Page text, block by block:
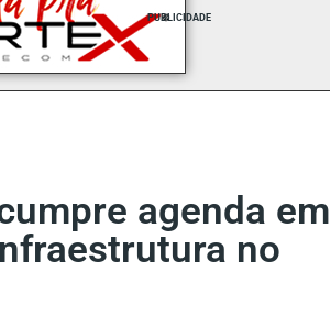
PUBLICIDADE
agenda em
no